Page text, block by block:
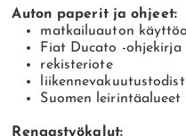
Auton paperit ja ohjeet:
matkailuauton
Fiat Ducato -ohjekirja
rekisteriote
Suomen leirintäalueet
Rengastyökalut: